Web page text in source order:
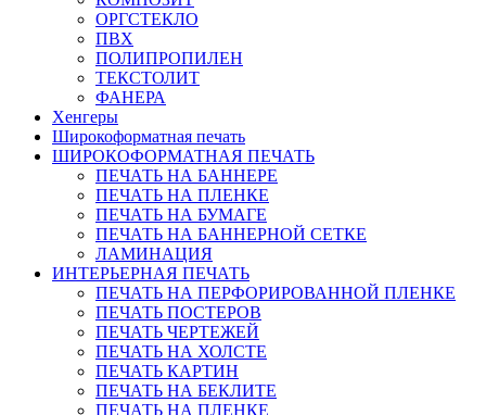
ОРГСТЕКЛО
ПВХ
ПОЛИПРОПИЛЕН
ТЕКСТОЛИТ
ФАНЕРА
Хенгеры
Широкоформатная печать
ШИРОКОФОРМАТНАЯ ПЕЧАТЬ
ПЕЧАТЬ НА БАННЕРЕ
ПЕЧАТЬ НА ПЛЕНКЕ
ПЕЧАТЬ НА БУМАГЕ
ПЕЧАТЬ НА БАННЕРНОЙ СЕТКЕ
ЛАМИНАЦИЯ
ИНТЕРЬЕРНАЯ ПЕЧАТЬ
ПЕЧАТЬ НА ПЕРФОРИРОВАННОЙ ПЛЕНКЕ
ПЕЧАТЬ ПОСТЕРОВ
ПЕЧАТЬ ЧЕРТЕЖЕЙ
ПЕЧАТЬ НА ХОЛСТЕ
ПЕЧАТЬ КАРТИН
ПЕЧАТЬ НА БЕКЛИТЕ
ПЕЧАТЬ НА ПЛЕНКЕ